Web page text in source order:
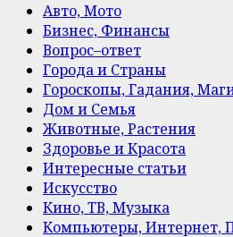
Авто, Мото
Бизнес, Финансы
Вопрос–ответ
Города и Страны
Гороскопы, Гадания,
Дом и Семья
Животные, Растения
Здоровье и Красота
Интересные статьи
Искусство
Кино, ТВ, Музыка
Компьютеры, Интернет,